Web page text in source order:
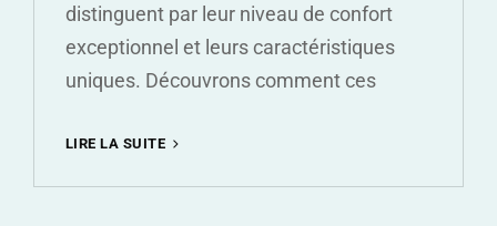
distinguent par leur niveau de confort
exceptionnel et leurs caractéristiques
uniques. Découvrons comment ces
LIRE LA SUITE
DES